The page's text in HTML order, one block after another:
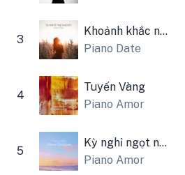
3
Khoảnh khắc nắng
Piano Date
4
Tuyến Vàng
Piano Amor
5
Kỳ nghỉ ngọt ngào
Piano Amor